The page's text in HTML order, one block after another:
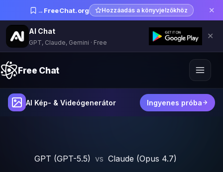
→ FreeChat.org Hozzáadás a könyvjelzőkhöz ✕
AI Chat
GPT, Claude, Gemini · Free
✕
Free Chat
AI Kép- & Videógenerátor Ingyenes próba
GPT (GPT-5.5) vs Claude (Opus 4.7)